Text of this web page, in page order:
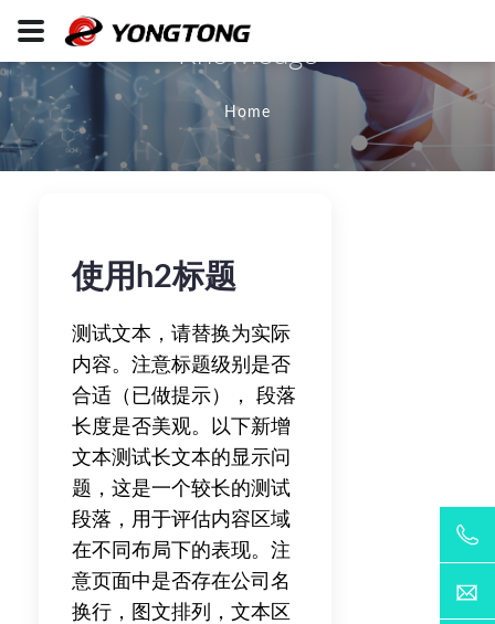
Knowledge
Home
使用h2标题
测试文本，请替换为实际
内容。注意标题级别是否
合适（已做提示）， 段落
长度是否美观。以下新增
文本测试长文本的显示问
题，这是一个较长的测试
段落，用于评估内容区域
在不同布局下的表现。注
意页面中是否存在公司名
换行，图文排列，文本区